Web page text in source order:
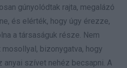
gúnyolódtak rajta, megalázó
és elérték, hogy úgy érezze,
a társaságuk része. Nem
bizonygatva, hogy
anyai szívet nehéz becsapni. A